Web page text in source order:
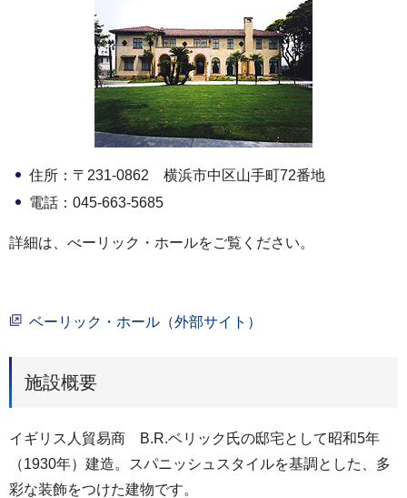
住所：〒231-0862 横浜市中区山手町72番地
電話：045-663-5685
詳細は、べーリック・ホールをご覧ください。
ベーリック・ホール（外部サイト）
施設概要
イギリス人貿易商 B.R.ベリック氏の邸宅として昭和5年
（1930年）建造。スパニッシュスタイルを基調とした、多
彩な装飾をつけた建物です。